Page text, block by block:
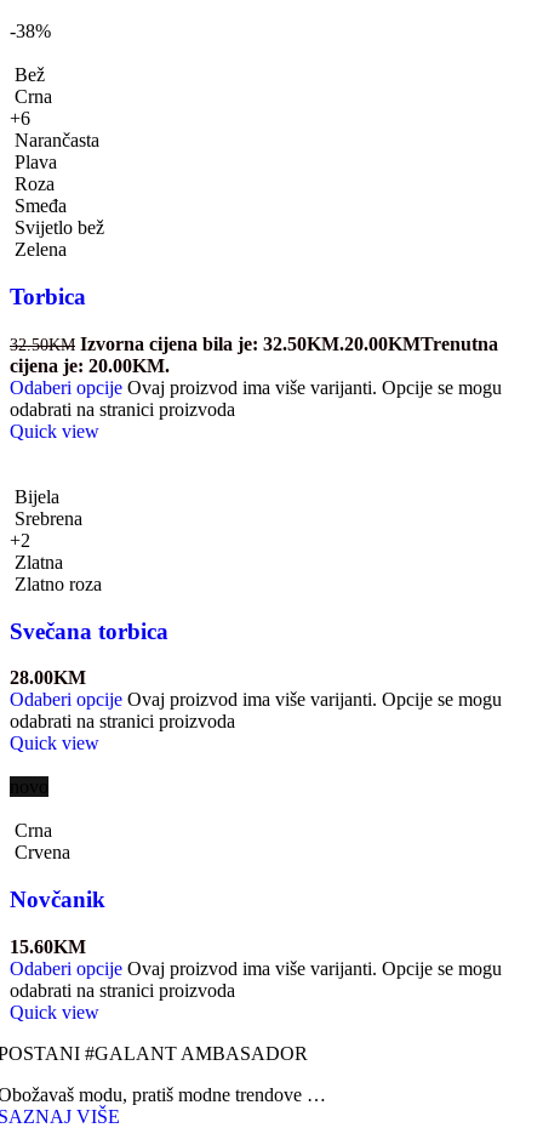
-38%
Bež
Crna
+6
Narančasta
Plava
Roza
Smeđa
Svijetlo bež
Zelena
Torbica
32.50KM Izvorna cijena bila je: 32.50KM.20.00KMTrenutna
cijena je: 20.00KM.
Odaberi opcije Ovaj proizvod ima više varijanti. Opcije se mogu
odabrati na stranici proizvoda
Quick view
Bijela
Srebrena
+2
Zlatna
Zlatno roza
Svečana torbica
28.00KM
Odaberi opcije Ovaj proizvod ima više varijanti. Opcije se mogu
odabrati na stranici proizvoda
Quick view
Crna
Crvena
Novčanik
15.60KM
Odaberi opcije Ovaj proizvod ima više varijanti. Opcije se mogu
odabrati na stranici proizvoda
Quick view
#GALANT AMBASADOR
modu, pratiš modne trendove …
VIŠE